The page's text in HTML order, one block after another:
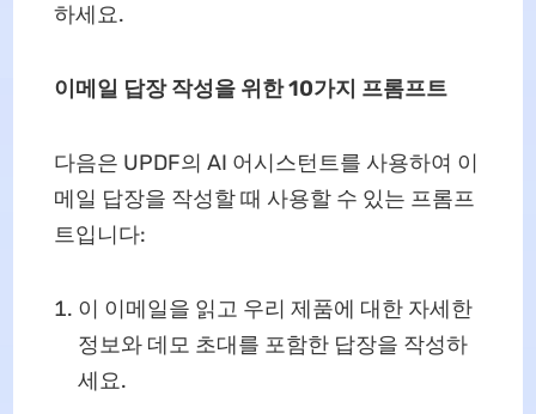
하세요.
이메일 답장 작성을 위한 10가지 프롬프트
다음은 UPDF의 AI 어시스턴트를 사용하여 이
메일 답장을 작성할 때 사용할 수 있는 프롬프
트입니다:
이 이메일을 읽고 우리 제품에 대한 자세한
정보와 데모 초대를 포함한 답장을 작성하
세요.